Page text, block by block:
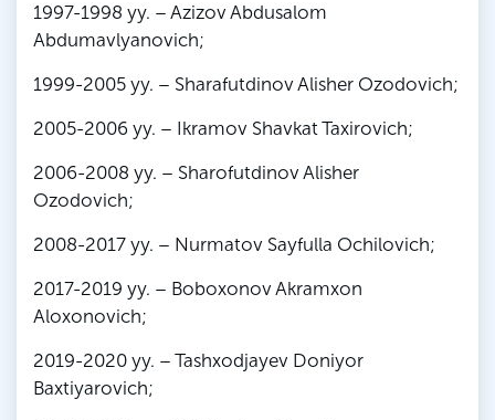
1997-1998 yy. – Azizov Abdusalom
Abdumavlyanovich;
1999-2005 yy. – Sharafutdinov Alisher Ozodovich;
2005-2006 yy. – Ikramov Shavkat Taxirovich;
2006-2008 yy. – Sharofutdinov Alisher
Ozodovich;
2008-2017 yy. – Nurmatov Sayfulla Ochilovich;
2017-2019 yy. – Boboxonov Akramxon
Aloxonovich;
2019-2020 yy. – Tashxodjayev Doniyor
Baxtiyarovich;